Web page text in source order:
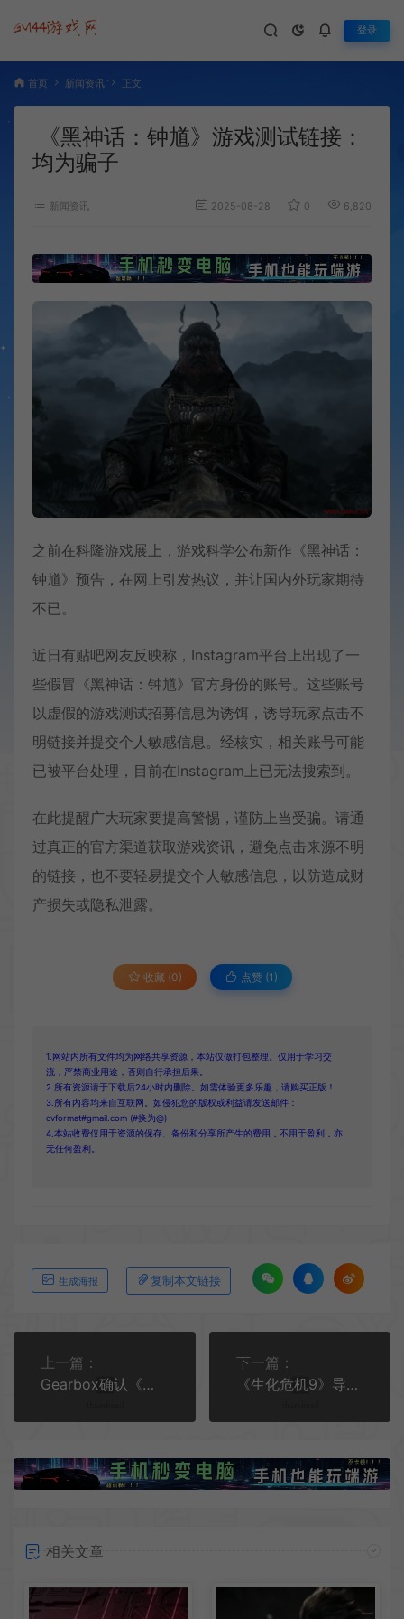
登录
首页 新闻资讯 正文
《黑神话：钟馗》游戏测试链接：
均为骗子
新闻资讯 2025-08-28 0 6,820
之前在科隆游戏展上，游戏科学公布新作《黑神话：
钟馗》预告，在网上引发热议，并让国内外玩家期待
不已。
近日有贴吧网友反映称，Instagram平台上出现了一
些假冒《黑神话：钟馗》官方身份的账号。这些账号
以虚假的游戏测试招募信息为诱饵，诱导玩家点击不
明链接并提交个人敏感信息。经核实，相关账号可能
已被平台处理，目前在Instagram上已无法搜索到。
在此提醒广大玩家要提高警惕，谨防上当受骗。请通
过真正的官方渠道获取游戏资讯，避免点击来源不明
的链接，也不要轻易提交个人敏感信息，以防造成财
产损失或隐私泄露。
收藏 (0) 点赞 (1 )
1.网站内所有文件均为网络共享资源，本站仅做打包整理。仅用于学习交
流，严禁商业用途，否则自行承担后果。
2.所有资源请于下载后24小时内删除。如需体验更多乐趣，请购买正版！
3.所有内容均来自互联网。如侵犯您的版权或利益请发送邮件：
cvformat#gmail.com (#换为@)
4.本站收费仅用于资源的保存、备份和分享所产生的费用，不用于盈利，亦
无任何盈利。
生成海报 复制本文链接
上一篇：
Gearbox确认《小缇娜的奇幻之地》续作正在开发中
下一篇：
《生化危机9》导演称整体恐怖程度将进一步提升
相关文章